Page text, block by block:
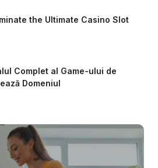
the Ultimate Casino Slot
Complet al Game-ului de
Domeniul